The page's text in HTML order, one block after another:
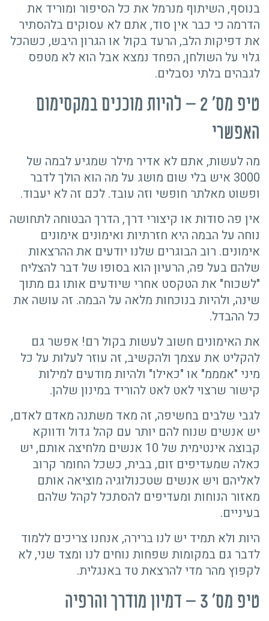
בנוסף, השיתוף מנרמל את כל הסיפור ומוריד את
הדרמה כי כבר אין סוד, אתם לא עסוקים בלהסתיר
את דפיקות הלב, הרעד בקול או הגרון היבש, כשהכל
גלוי על השולחן, הפחד נמצא אבל הוא לא מטפס
לגבהים בלתי נסבלים.
טיפ מס' 2 – להיות מוכנים במקסימום
האפשרי
מה לעשות, אתם לא אדיר מילר שמגיע לבמה של
3000 איש בלי שום מושג על מה הוא הולך לדבר
ופשוט מאלתר חופשי וזה עובד. לכם זה לא יעבוד.
אין פה סודות או קיצורי דרך, הדרך הבטוחה לתחושה
נוחה על הבמה היא חזרתיות ואימונים אימונים
אימונים. רוב הבוגרים שלנו יודעים את ההרצאות
שלהם בעל פה, הרעיון הוא בסופו של דבר להצליח
"לשכוח" את הטקסט אחרי שיודעים אותו גם מתוך
שינה, ולהיות בנוכחות מלאה על הבמה. זה עושה את
כל ההבדל.
את האימונים חשוב לעשות בקול רם! אפשר גם
להקליט את עצמך ולהקשיב, זה עוזר לעלות על כל
מיני "אמממ" או "כאילו" ולהיות מודעים למילות
קישור שרצוי לאט לאט להוריד במינון שלהן.
לגבי שלבים בחשיפה, זה מאד משתנה מאדם לאדם,
יש אנשים שנוח להם יותר עם קהל גדול ודווקא
קבוצה אינטימית של 10 אנשים מלחיצה אותם, יש
כאלה שמעדיפים זום, בבית, כשכל החומר קרוב
לאליהם ויש אנשים שטכנולוגיה מוציאה אותם
מאזור הנוחות ומעדיפים להסתכל לקהל שלהם
בעיניים.
היות ולא תמיד יש לנו ברירה, אנחנו צריכים ללמוד
לדבר גם במקומות שפחות נוחים לנו ומצד שני, לא
לקפוץ מהר מדי להרצאת טד באנגלית.
טיפ מס' 3 – דמיון מודרך והרפיה